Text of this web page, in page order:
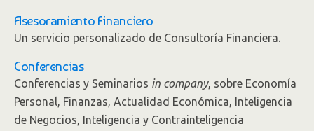
Asesoramiento Financiero
Un servicio personalizado de Consultoría Financiera.
Conferencias
Conferencias y Seminarios in company, sobre Economía
Personal, Finanzas, Actualidad Económica, Inteligencia
de Negocios, Inteligencia y Contrainteligencia